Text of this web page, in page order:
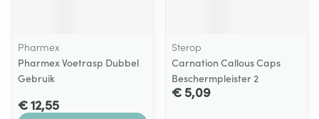
Pharmex
Pharmex Voetrasp Dubbel
Gebruik
€ 12,55
Sterop
Carnation Callous Caps
Beschermpleister 2
€ 5,09